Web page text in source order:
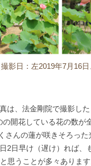
撮影日：左2019年7月16
は、法金剛院で撮影し
の開花している花の数が
さんの蓮が咲きそろった
2日早け（遅け）れば、
思うことが多々ありま